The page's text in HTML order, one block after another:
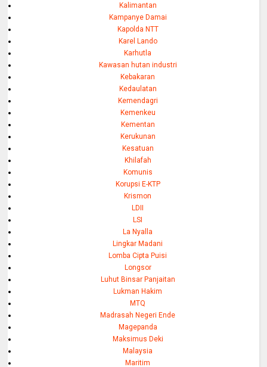
Kalimantan
Kampanye Damai
Kapolda NTT
Karel Lando
Karhutla
Kawasan hutan industri
Kebakaran
Kedaulatan
Kemendagri
Kemenkeu
Kementan
Kerukunan
Kesatuan
Khilafah
Komunis
Korupsi E-KTP
Krismon
LDII
LSI
La Nyalla
Lingkar Madani
Lomba Cipta Puisi
Longsor
Luhut Binsar Panjaitan
Lukman Hakim
MTQ
Madrasah Negeri Ende
Magepanda
Maksimus Deki
Malaysia
Maritim